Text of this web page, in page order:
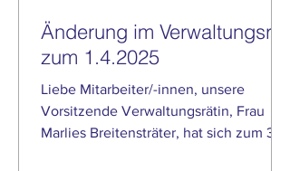
Änderung im Verwaltungsrat
zum 1.4.2025
Liebe Mitarbeiter/-innen, unsere
Vorsitzende Verwaltungsrätin, Frau
Marlies Breitensträter, hat sich zum 31.